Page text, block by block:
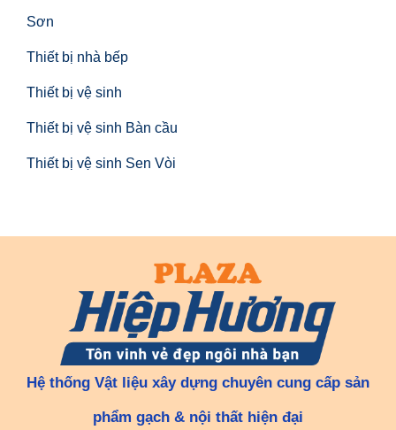
Sơn
Thiết bị nhà bếp
Thiết bị vệ sinh
Thiết bị vệ sinh Bàn cầu
Thiết bị vệ sinh Sen Vòi
Hệ thống Vật liệu xây dựng chuyên cung cấp sản
phẩm gạch & nội thất hiện đại